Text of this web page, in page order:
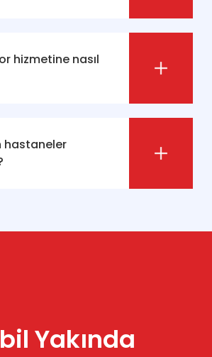
hizmetine nasıl
hastaneler
Yakında